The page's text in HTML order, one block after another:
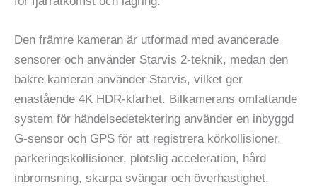
Den främre kameran är utformad med avancerade
sensorer och använder Starvis 2-teknik, medan den
bakre kameran använder Starvis, vilket ger
enastående 4K HDR-klarhet. Bilkamerans omfattande
system för händelsedetektering använder en inbyggd
G-sensor och GPS för att registrera körkollisioner,
parkeringskollisioner, plötslig acceleration, hård
inbromsning, skarpa svängar och överhastighet.